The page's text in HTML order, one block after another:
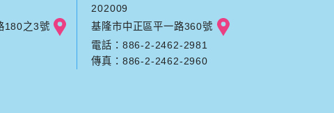
180之3號
202009
基隆市中正區平一路360號
電話：886-2-2462-2981
傳真：886-2-2462-2960